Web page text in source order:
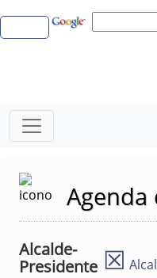
Agenda
Alcalde-
Presidente ☒